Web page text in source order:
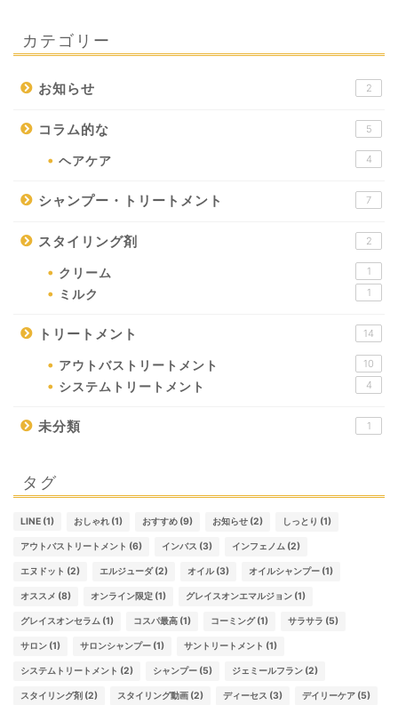
カテゴリー
お知らせ 2
コラム的な 5
ヘアケア 4
シャンプー・トリートメント 7
スタイリング剤 2
クリーム 1
ミルク 1
トリートメント 14
アウトバストリートメント 10
システムトリートメント 4
未分類 1
タグ
LINE (1) おしゃれ (1) おすすめ (9) お知らせ (2) しっとり (1)
アウトバストリートメント (6) インバス (3) インフェノム (2)
エヌドット (2) エルジューダ(2) オイル(3) オイルシャンプー (1)
オススメ (8) オンライン限定 (1) グレイスオンエマルジョン (1)
グレイスオンセラム (1) コスパ最高 (1) コーミング(1) サラサラ (5)
サロン (1) サロンシャンプー (1) サントリートメント (1)
システムトリートメント (2) シャンプー (5) ジェミールフラン (2)
スタイリング剤 (2) スタイリング動画 (2) ディーセス (3) デイリーケア (5)